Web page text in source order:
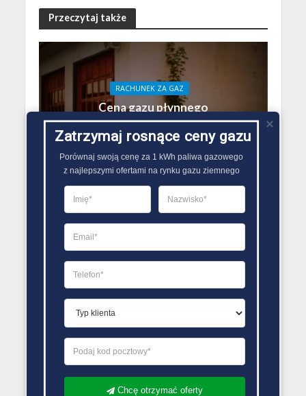
Przeczytaj także
RACHUNEK ZA GAZ
Cena gazu płynnego
2017
27 lutego 2021
RACHUNEK ZA GAZ
20 marca 2018
Redakcja Zmiana Sprzedawcy Gazu
Zatrzymaj rosnące ceny gazu
Porównaj swoją cenę za 1 kWh paliwa gazowego
z najlepszymi ofertami na rynku gazu ziemnego
Chcę otrzymać oferty